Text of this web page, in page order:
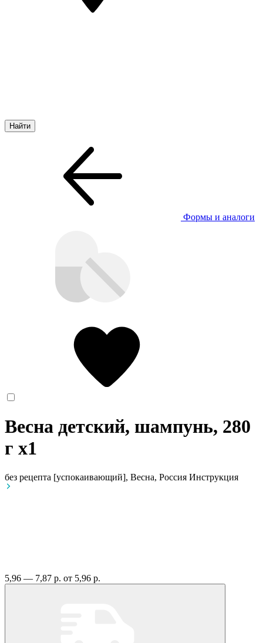
Формы и аналоги
Весна детский, шампунь, 280
г x1
без рецепта [успокаивающий], Весна, Россия Инструкция
5,96 — 7,87 р. от 5,96 р.